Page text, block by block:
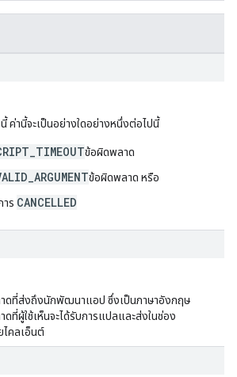
ค่านี้จะเป็นอย่างใดอย่างหนึ่งต่อไปนี้
ข้อผิดพลาด
ข้อผิดพลาด หรือ
าร CANCELLED
ดที่ส่งถึงนักพัฒนาแอป ซึ่งเป็นภาษาอังกฤษ
ที่ผู้ใช้เห็นจะได้รับการแปลและส่งในช่อง
คลเอ็นต์